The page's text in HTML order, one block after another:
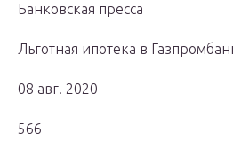
Банковская пресса
Льготная ипотека в
08 авг. 2020
566